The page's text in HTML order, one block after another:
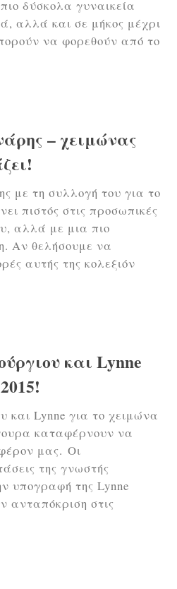
δύσκολα γυναικεία
αλλά και σε μήκος μέχρι
να φορεθούν από το
– χειμώνας
με τη συλλογή του για το
πιστός στις προσωπικές
αλλά με μια πιο
Αν θελήσουμε να
αυτής της κολεξιόν
και Lynne
και Lynne για το χειμώνα
καταφέρνουν να
μας. Οι
της γνωστής
υπογραφή της Lynne
ανταπόκριση στις